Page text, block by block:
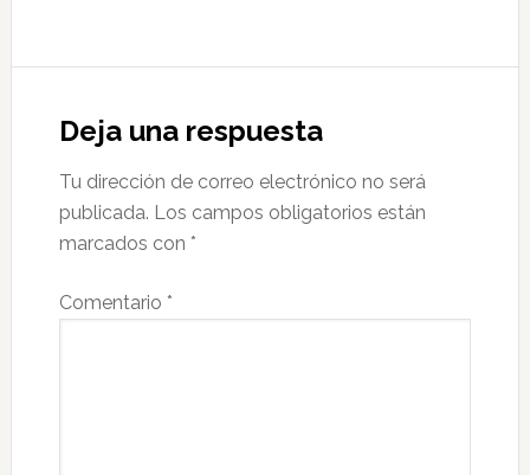
con
lectores
Deja una respuesta
Tu dirección de correo electrónico no será
publicada. Los campos obligatorios están
marcados con *
Comentario *